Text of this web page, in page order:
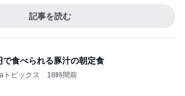
記事を読む
で食べられる豚汁の朝定食
トピックス 18時間前